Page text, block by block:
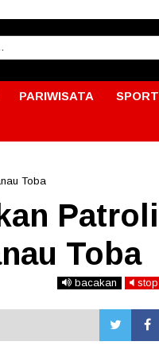
PARIWISATA SPORT
Toba
Patroli
Toba
bacakan stop